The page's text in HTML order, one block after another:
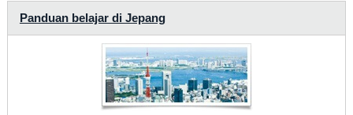
Panduan belajar di Jepang